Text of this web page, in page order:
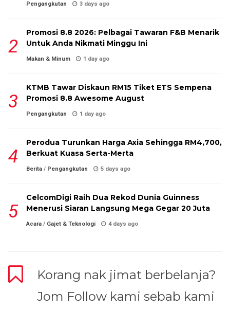
Pengangkutan 3 days ago
Promosi 8.8 2026: Pelbagai Tawaran F&B Menarik
Untuk Anda Nikmati Minggu Ini
Makan & Minum 1 day ago
KTMB Tawar Diskaun RM15 Tiket ETS Sempena
Promosi 8.8 Awesome August
Pengangkutan 1 day ago
Perodua Turunkan Harga Axia Sehingga RM4,700,
Berkuat Kuasa Serta-Merta
Berita / Pengangkutan 5 days ago
CelcomDigi Raih Dua Rekod Dunia Guinness
Menerusi Siaran Langsung Mega Gegar 20 Juta
Acara / Gajet & Teknologi 4 days ago
Korang nak jimat berbelanja?
Jom Follow kami sebab kami